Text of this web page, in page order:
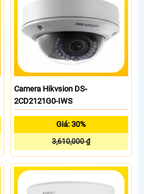
Camera Hikvsion DS-
2CD2121G0-IWS
Giá: 30%
3,610,000 ₫